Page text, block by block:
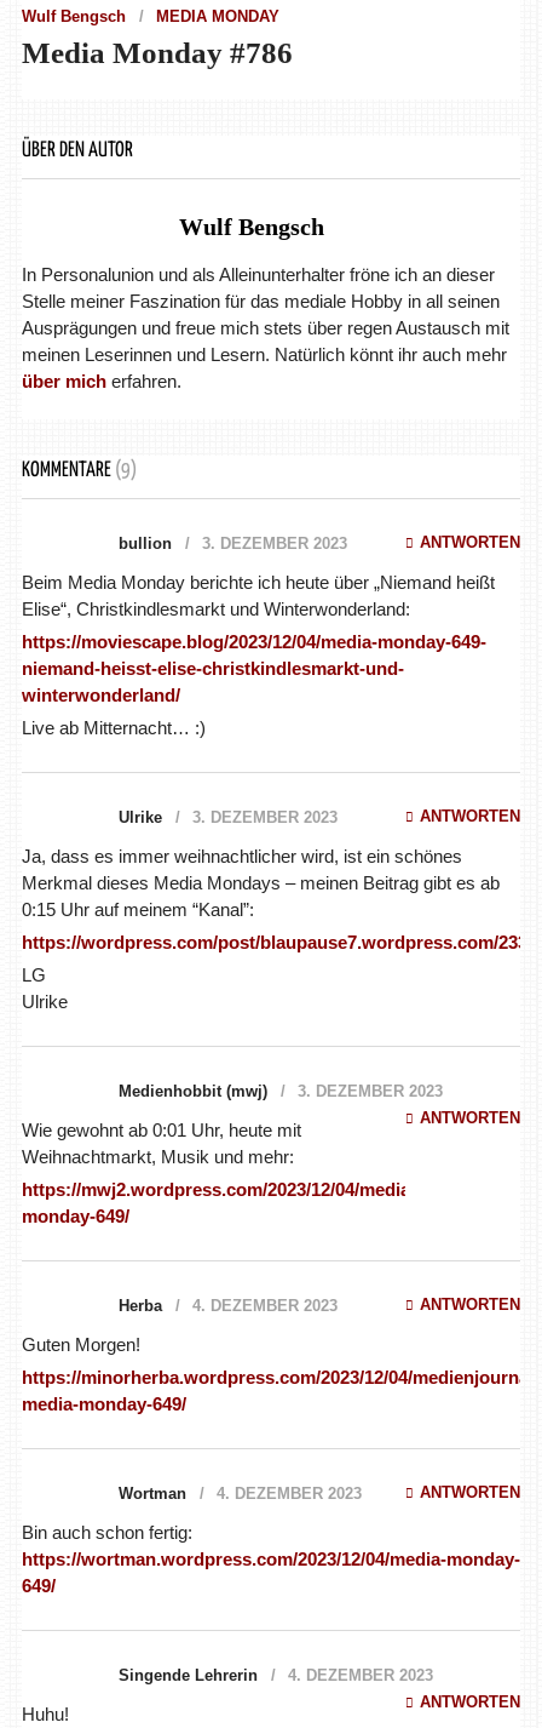
Wulf Bengsch MEDIA MONDAY
Media Monday #786
ÜBER DEN AUTOR
Wulf Bengsch
In Personalunion und als Alleinunterhalter fröne ich an dieser
Stelle meiner Faszination für das mediale Hobby in all seinen
Ausprägungen und freue mich stets über regen Austausch mit
meinen Leserinnen und Lesern. Natürlich könnt ihr auch mehr
über micherfahren.
KOMMENTARE (9)
bullion 3. DEZEMBER 2023 ANTWORTEN
Beim Media Monday berichte ich heute über „Niemand heißt
Elise“, Christkindlesmarkt und Winterwonderland:
https://moviescape.blog/2023/12/04/media-monday-649-
niemand-heisst-elise-christkindlesmarkt-und-
winterwonderland/
Live ab Mitternacht… :)
Ulrike 3. DEZEMBER 2023 ANTWORTEN
Ja, dass es immer weihnachtlicher wird, ist ein schönes
Merkmal dieses Media Mondays – meinen Beitrag gibt es ab
0:15 Uhr auf meinem “Kanal”:
https://wordpress.com/post/blaupause7.wordpress.com/
LG
Ulrike
Medienhobbit (mwj)
3. DEZEMBER 2023
ANTWORTEN
Wie gewohnt ab 0:01 Uhr, heute mit
Weihnachtmarkt, Musik und mehr:
https://mwj2.wordpress.com/2023/12/04/media-
monday-649/
Herba 4. DEZEMBER 2023 ANTWORTEN
Guten Morgen!
https://minorherba.wordpress.com/2023/12/04/medienjournal-
media-monday-649/
Wortman 4. DEZEMBER 2023 ANTWORTEN
Bin auch schon fertig:
https://wortman.wordpress.com/2023/12/04/media-monday-
649/
Singende Lehrerin
4. DEZEMBER 2023
ANTWORTEN
Huhu!